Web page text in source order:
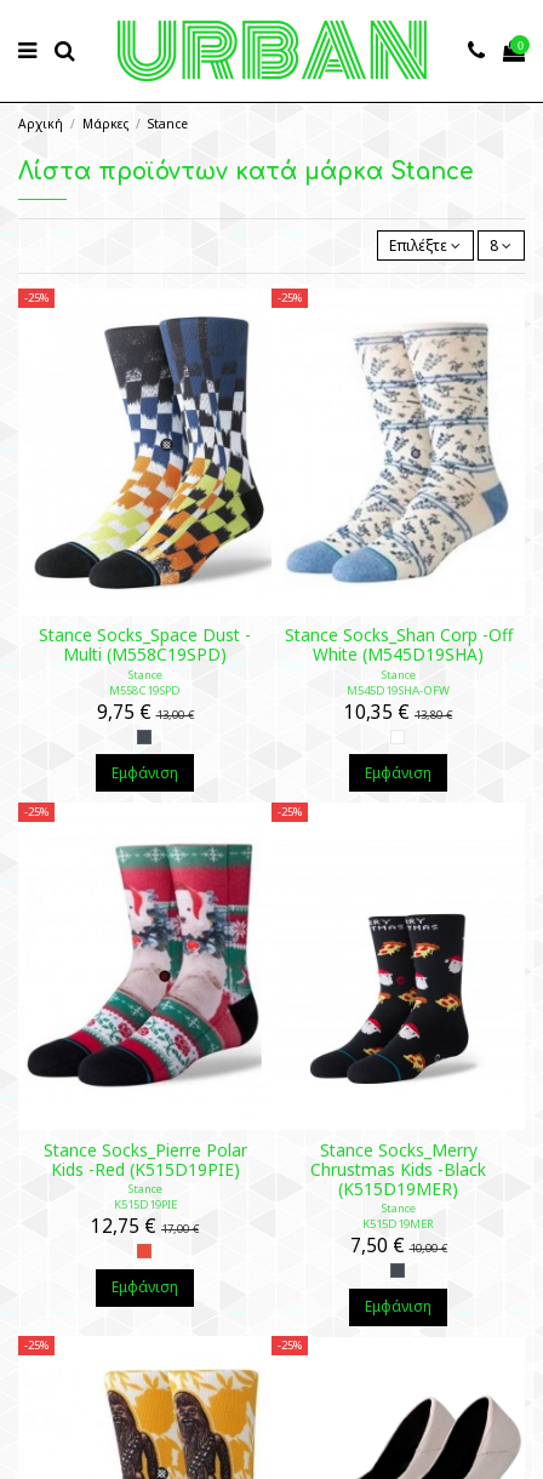
0
Αρχική Μάρκες Stance
Λίστα προϊόντων κατά μάρκα Stance
Επιλέξτε 8
-25%
Stance Socks_Space Dust -
Multi (M558C19SPD)
Stance
M558C19SPD
9,75 €13,00 €
Εμφάνιση
-25%
Stance Socks_Shan Corp -Off
White (M545D19SHA)
Stance
M545D19SHA-OFW
10,35 € 13,80 €
Εμφάνιση
-25%
Stance Socks_Pierre Polar
Kids -Red (K515D19PIE)
Stance
K515D19PIE
12,75 € 17,00 €
Εμφάνιση
-25%
Stance Socks_Merry
Chrustmas Kids -Black
(K515D19MER)
Stance
K515D19MER
7,50 €10,00 €
Εμφάνιση
-25% -25%